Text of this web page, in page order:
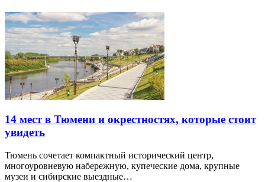
14 мест в Тюмени и окрестностях, которые стоит
увидеть
Тюмень сочетает компактный исторический центр,
многоуровневую набережную, купеческие дома, крупные
музеи и сибирские выездные…